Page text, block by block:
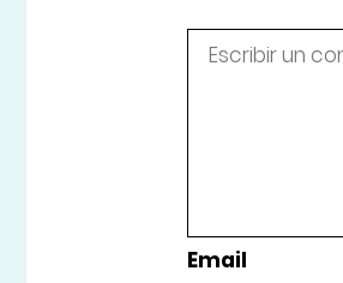
Email